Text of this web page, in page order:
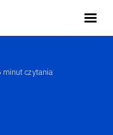
minut czytania